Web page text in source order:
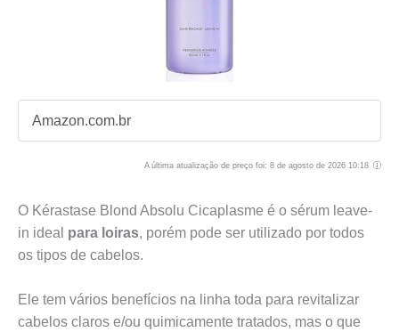
Amazon.com.br
A última atualização de preço foi: 8 de agosto de 2026 10:18
O Kérastase Blond Absolu Cicaplasme é o sérum leave-
in ideal para loiras, porém pode ser utilizado por todos
os tipos de cabelos.
Ele tem vários benefícios na linha toda para revitalizar
cabelos claros e/ou quimicamente tratados, mas o que